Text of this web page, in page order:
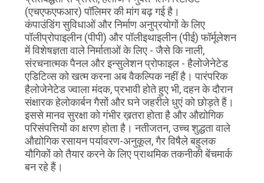
हमसे
संपर्क
समाचार
मामले
(एचएफएफआर) पॉलिमर की मांग बढ़ गई है।
कंपाउंडिंग सुविधाओं और निर्माण अनुप्रयोगों के लिए
पॉलीप्रोपाइलीन (पीपी) और पॉलीइथाइलीन (पीई) फॉर्मूलेशन
में विशेषज्ञता वाले निर्माताओं के लिए - जैसे कि नाली,
संरचनात्मक पैनल और इन्सुलेशन प्रोफाइल - हैलोजेनेटेड
एडिटिव्स को खत्म करना अब वैकल्पिक नहीं है। पारंपरिक
हैलोजेनेटेड ज्वाला मंदक, प्रभावी होते हुए भी, दहन के दौरान
संक्षारक हेलोकार्बन गैसों और घने जहरीले धुएं को छोड़ते हैं।
इससे मानव सुरक्षा को गंभीर ख़तरा होता है और औद्योगिक
परिसंपत्तियों का क्षरण होता है। नतीजतन, उच्च शुद्धता वाले
औद्योगिक रसायन पर्यावरण-अनुकूल, गैर विषैले बहुलक
यौगिकों को तैयार करने के लिए प्राथमिक तकनीकी बेंचमार्क
बन रहे हैं।